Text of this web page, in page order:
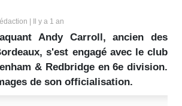
| Il y a 1 an
Andy Carroll, ancien des
s'est engagé avec le club
& Redbridge en 6e division.
de son officialisation.